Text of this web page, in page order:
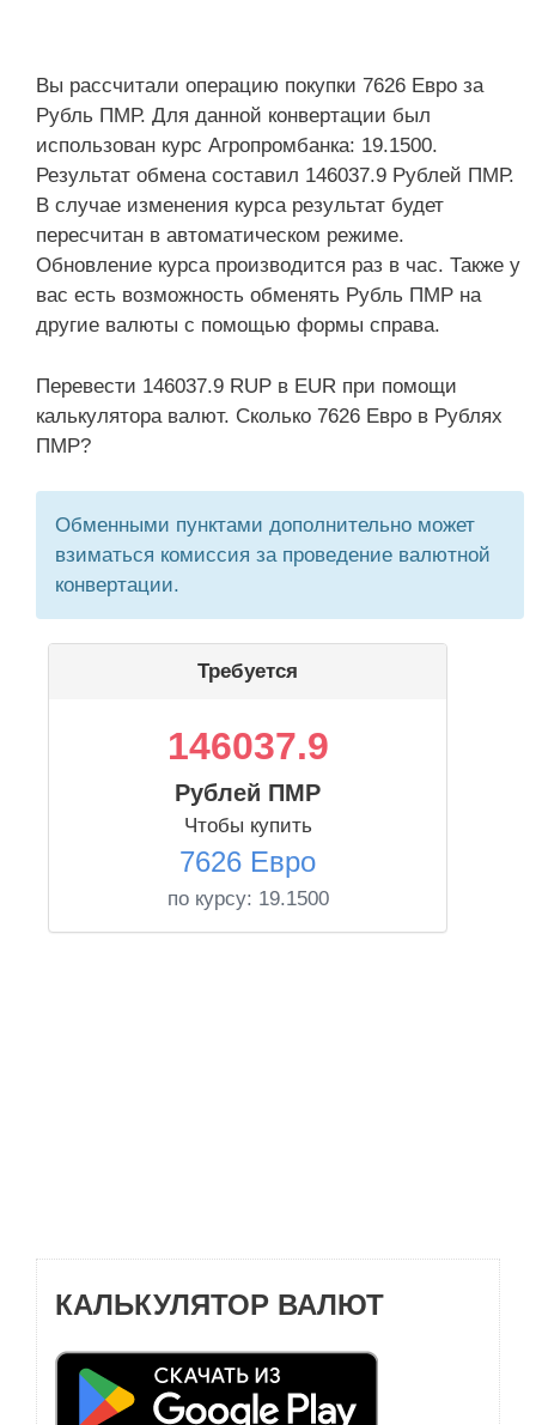
Вы рассчитали операцию покупки 7626 Евро за
Рубль ПМР. Для данной конвертации был
использован курс Агропромбанка: 19.1500.
Результат обмена составил 146037.9 Рублей ПМР.
В случае изменения курса результат будет
пересчитан в автоматическом режиме.
Обновление курса производится раз в час. Также у
вас есть возможность обменять Рубль ПМР на
другие валюты с помощью формы справа.
Перевести 146037.9 RUP в EUR при помощи
калькулятора валют. Сколько 7626 Евро в Рублях
ПМР?
Обменными пунктами дополнительно может
взиматься комиссия за проведение валютной
конвертации.
Требуется
146037.9
Рублей ПМР
Чтобы купить
7626 Евро
по курсу: 19.1500
КАЛЬКУЛЯТОР ВАЛЮТ